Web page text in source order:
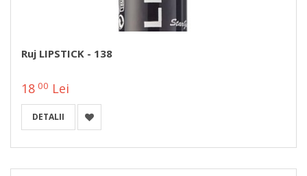
Ruj LIPSTICK - 138
18 00 Lei
DETALII